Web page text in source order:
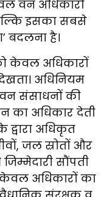
वन अधिकारों
इसका सबसे
बदलना है।
केवल अधिकारों
अधिनियम
संसाधनों की
का अधिकार देती
द्वारा अधिकृत
जल स्रोतों और
सौंपती
अधिकारों का